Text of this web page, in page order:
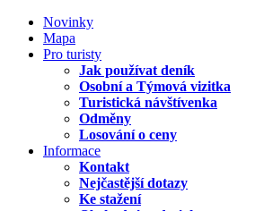
Novinky
Mapa
Pro turisty
Jak používat deník
Osobní a Týmová vizitka
Turistická návštívenka
Odměny
Losování o ceny
Informace
Kontakt
Nejčastější dotazy
Ke stažení